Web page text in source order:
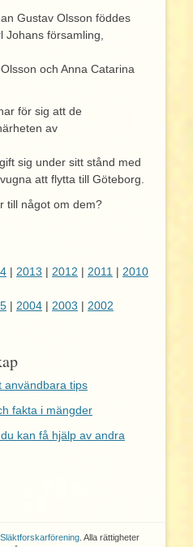
Gustav Olsson föddes
församling,
och Anna Catarina
för sig att de
av
sig under sitt stånd med
att flytta till Göteborg.
till något om dem?
| 2013 | 2012 | 2011 | 2010
| 2004 | 2003 | 2002
användbara tips
fakta i mängder
kan få hjälp av andra
. Alla rättigheter